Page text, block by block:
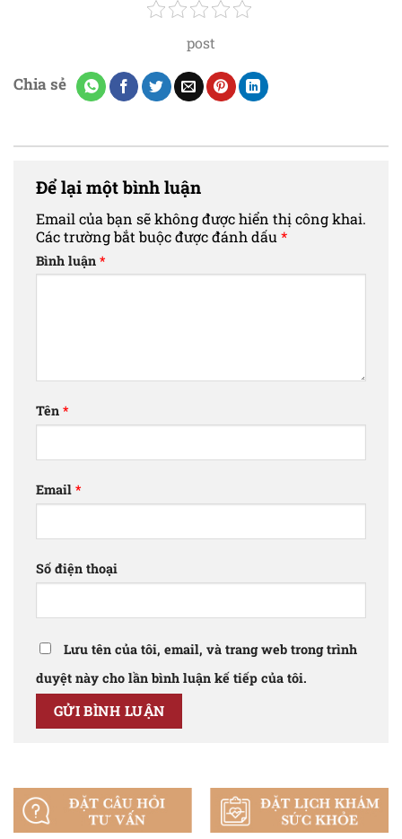
post
Chia sẻ
Để lại một bình luận
Email của bạn sẽ không được hiển thị công khai.
Các trường bắt buộc được đánh dấu *
Bình luận *
Tên *
Email *
Số điện thoại
Lưu tên của tôi, email, và trang web trong trình
duyệt này cho lần bình luận kế tiếp của tôi.